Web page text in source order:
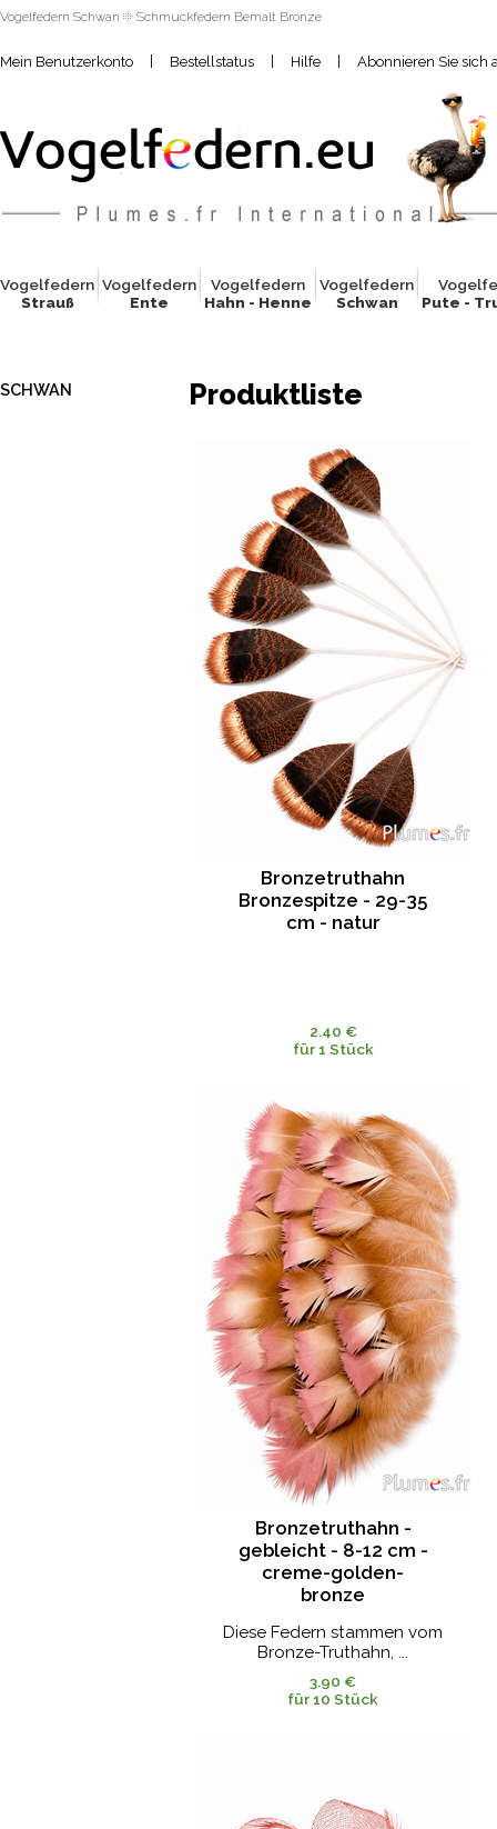
Vogelfedern Schwan Schmuckfedern Bemalt Bronze
Mein Benutzerkonto | Bestellstatus | Hilfe | Abonnieren Sie sich
Vogelfedern
Strauß
Vogelfedern
Ente
Vogelfedern
Hahn - Henne
Vogelfedern
Schwan
Pute -
SCHWAN Produktliste
Bronzetruthahn
Bronzespitze - 29-35
cm - natur
2.40 €
für 1 Stück
Bronzetruthahn -
gebleicht - 8-12 cm -
creme-golden-
bronze
Diese Federn stammen vom
Bronze-Truthahn, ...
3.90 €
für 10 Stück